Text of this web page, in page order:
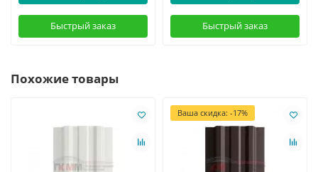
Быстрый заказ Быстрый заказ
Похожие товары
Ваша скидка: -17%